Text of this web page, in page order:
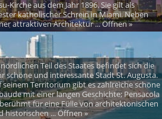
Kirche aus dem Jahr 1896. Sie gilt als
katholischer Schrein in Miami. Neben
attraktiven Architektur ... Öffnen »
Teil des Staates befindet sich die
schöne und interessante Stadt St. Augusta.
seinem Territorium gibt es zahlreiche schöne
mit einer langen Geschichte; Pensacola
für eine Fülle von architektonischen
historischen ... Öffnen »